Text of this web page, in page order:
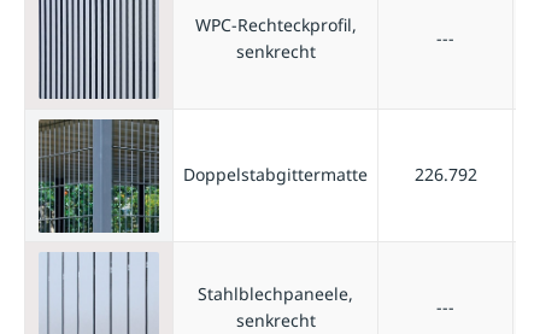
WPC-Rechteckprofil,
senkrecht
---
Doppelstabgittermatte 226.792
Stahlblechpaneele,
senkrecht
---